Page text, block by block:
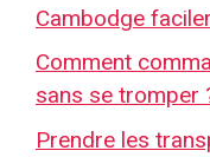
Cambodge
Comment
sans se tromper
Prendre les